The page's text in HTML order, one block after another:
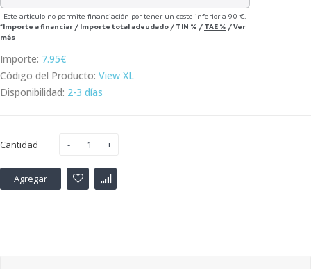
Este artículo no permite financiación por tener un coste inferior a 90 €.
*Importe a financiar / Importe total adeudado / TIN % / TAE % /Ver
más
Importe: 7.95€
Código del Producto: View XL
Disponibilidad: 2-3 días
Cantidad
Agregar